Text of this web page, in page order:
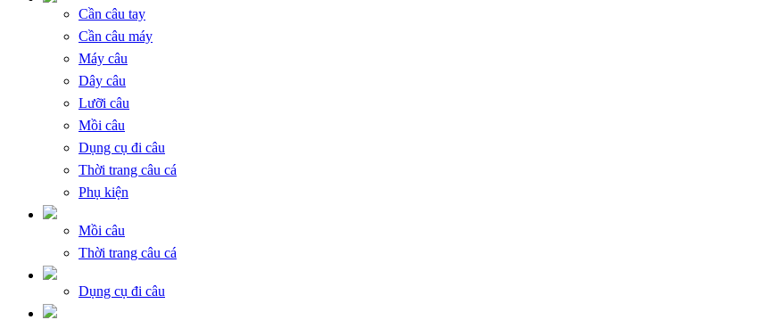
Cần câu tay
Cần câu máy
Máy câu
Dây câu
Lưỡi câu
Mồi câu
Dụng cụ đi câu
Thời trang câu cá
Phụ kiện
Mồi câu
Thời trang câu cá
Dụng cụ đi câu